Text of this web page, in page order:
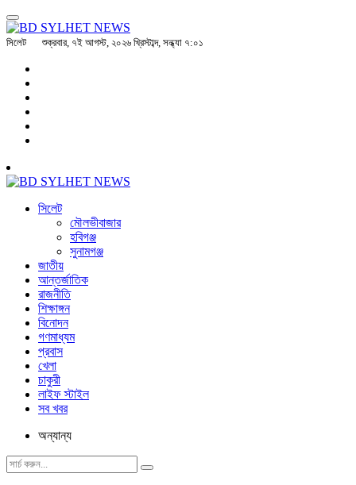
সিলেট শুক্রবার, ৭ই আগস্ট, ২০২৬ খ্রিস্টাব্দ, সন্ধ্যা ৭:০১
সিলেট
মৌলভীবাজার
হবিগঞ্জ
সুনামগঞ্জ
জাতীয়
আন্তর্জাতিক
রাজনীতি
শিক্ষাঙ্গন
বিনোদন
গণমাধ্যম
প্রবাস
খেলা
চাকুরী
লাইফ স্টাইল
সব খবর
অন্যান্য